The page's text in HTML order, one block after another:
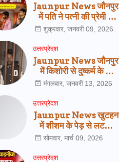
Jaunpur News जौनपुर
में पति ने पत्नी की प्रेमी से
कराई शादी, खुद दिया
शुक्रवार, जनवरी 09, 2026
उत्तरप्रेदश
Jaunpur News जौनपुर
में किशोरी से दुष्कर्म के दो
आरोपी गिरफ्तार,
मंगलवार, जनवरी 13, 2026
उत्तरप्रेदश
Jaunpur News खुटहन
में शीशम के पेड़ से लटका
मिला इलेक्ट्रीशियन का शव,
सोमवार, मार्च 09, 2026
उत्तरप्रेदश